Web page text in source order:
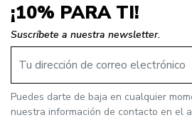
¡10% PARA TI!
Suscríbete a nuestra newsletter.
Puedes darte de baja en cualquier
nuestra información de contacto en el